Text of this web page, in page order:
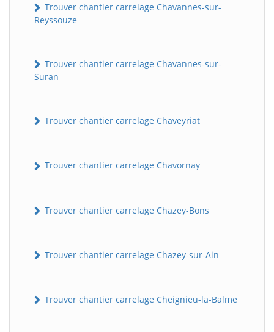
Trouver chantier carrelage Chavannes-sur-
Reyssouze
Trouver chantier carrelage Chavannes-sur-
Suran
Trouver chantier carrelage Chaveyriat
Trouver chantier carrelage Chavornay
Trouver chantier carrelage Chazey-Bons
Trouver chantier carrelage Chazey-sur-Ain
Trouver chantier carrelage Cheignieu-la-Balme